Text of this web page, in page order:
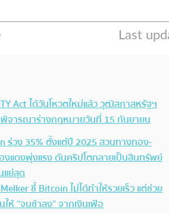
Act ได้วันโหวตใหม่แล้ว วุฒิสภาสหรัฐฯ
พิจารณาร่างกฎหมายวันที่ 15 กันยายน
ร่วง 35% ตั้งแต่ปี 2025 สวนทางทอง-
งแดงพุ่งแรง ดันคริปโตกลายเป็นสินทรัพย์
แย่สุด
ชี้ Bitcoin ไม่ได้ทำให้รวยเร็ว แต่ช่วย
ห้ “จนช้าลง” จากเงินเฟ้อ